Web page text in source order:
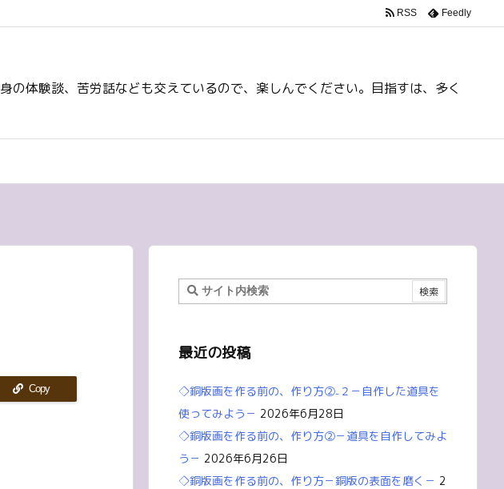
体験談、苦労話なども交えているので、楽しんでください。目指すは、多く
RSS Feedly
Copy
最近の投稿
◇銅版画を作る前の、作り方②₋２－自作した道具を
使ってみよう－ 2026年6月28日
◇銅版画を作る前の、作り方②－道具を自作してみよ
う－ 2026年6月26日
◇銅版画を作る前の、作り方－銅版の表面を磨く－ 2